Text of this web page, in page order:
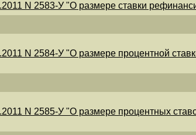
N 2583-У "О размере ставки
N 2584-У "О размере процентной
N 2585-У "О размере процентных